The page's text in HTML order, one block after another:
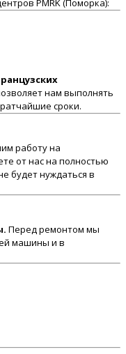
PMRK (Поморка):
нам выполнять
сроки.
работу на
от нас на полностью
будет нуждаться в
Перед ремонтом мы
машины и в